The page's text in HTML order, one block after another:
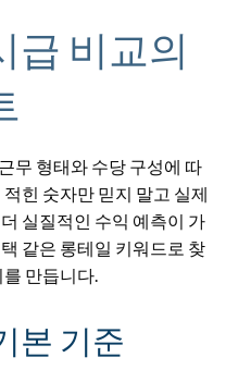
급 비교의
무 형태와 수당 구성에 따
힌 숫자만 믿지 말고 실제
실질적인 수익 예측이 가
같은 롱테일 키워드로 찾
만듭니다.
본 기준